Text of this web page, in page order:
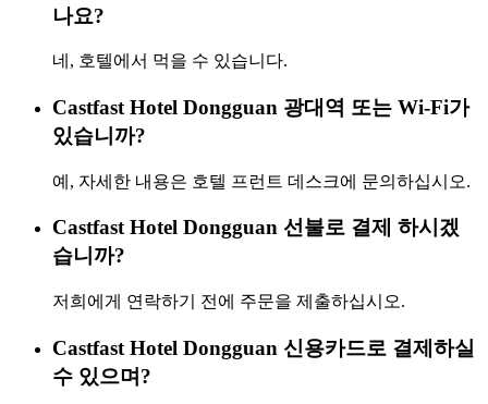
나요?
네, 호텔에서 먹을 수 있습니다.
Castfast Hotel Dongguan 광대역 또는 Wi-Fi가
있습니까?
예, 자세한 내용은 호텔 프런트 데스크에 문의하십시오.
Castfast Hotel Dongguan 선불로 결제 하시겠
습니까?
저희에게 연락하기 전에 주문을 제출하십시오.
Castfast Hotel Dongguan 신용카드로 결제하실
수 있으며?